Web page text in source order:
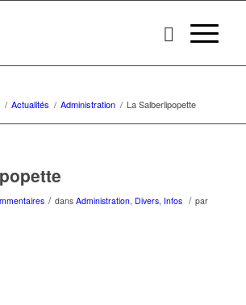
/ Actualités / Administration / La Salberlipopette
/ dans Administration, Divers, Infos / par